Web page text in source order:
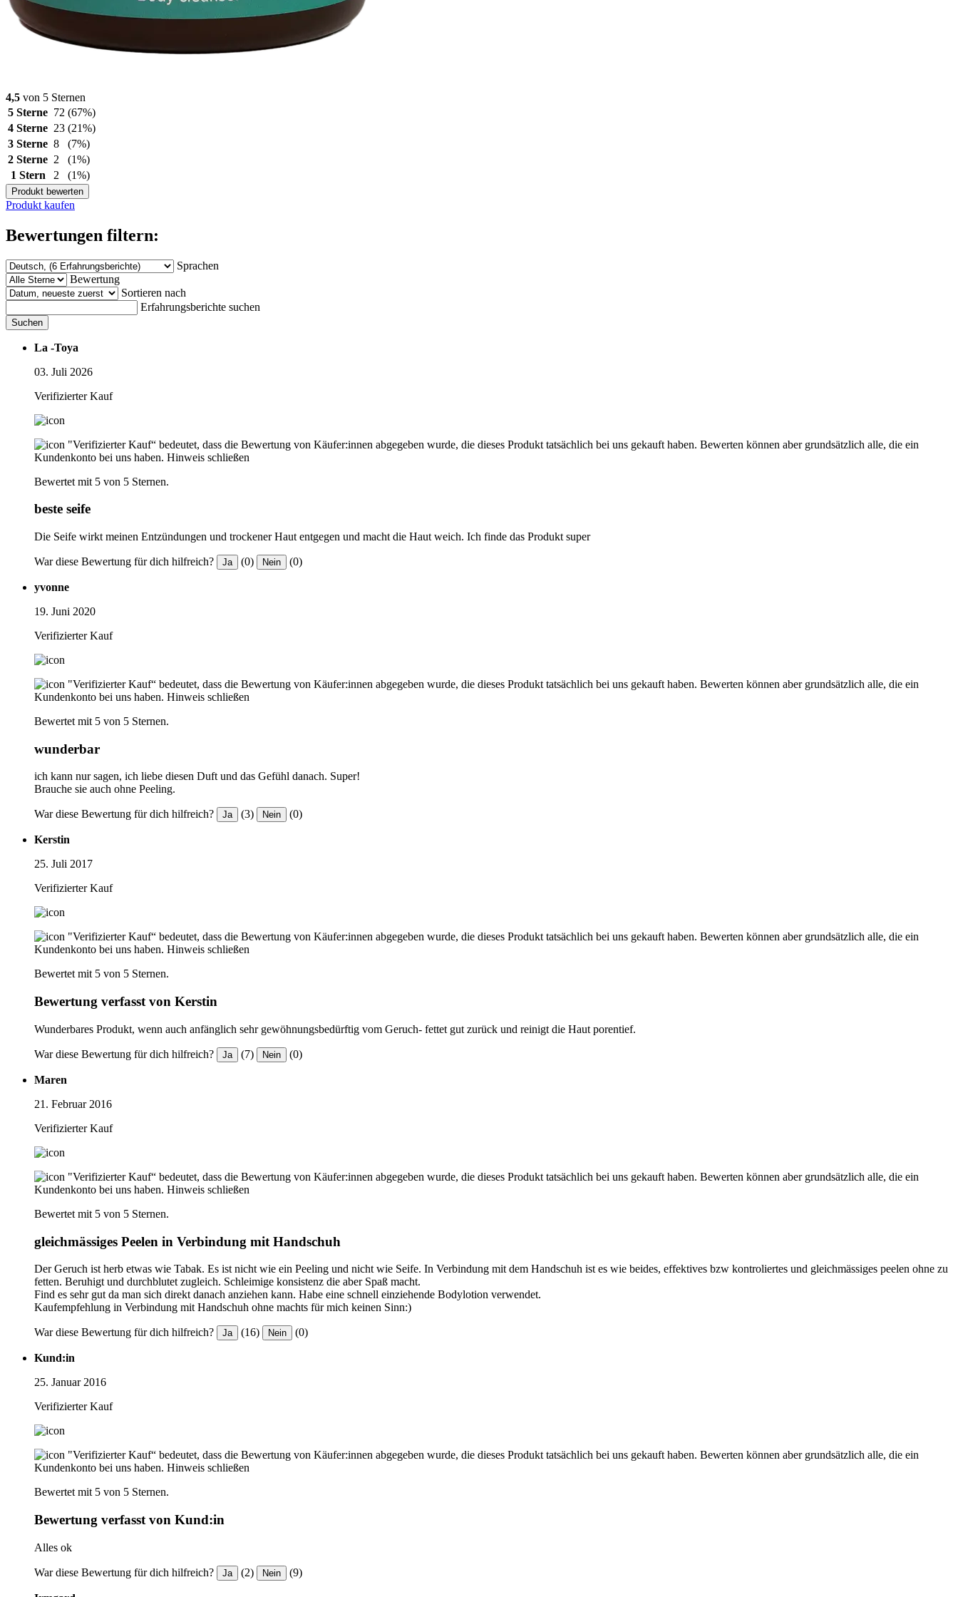
4,5 von 5 Sternen
5 Sterne 72 (67%)
4 Sterne 23 (21%)
3 Sterne 8
(7%)
2 Sterne 2
(1%)
1 Stern
2 (1%)
Produkt bewerten
Produkt kaufen
Bewertungen filtern:
Sprachen
Bewertung
Sortieren nach
Erfahrungsberichte suchen
Suchen
La -Toya
03. Juli 2026
Verifizierter Kauf
"Verifizierter Kauf“ bedeutet, dass die Bewertung von Käufer:innen abgegeben wurde, die dieses Produkt tatsächlich bei uns gekauft haben. Bewerten können aber grundsätzlich alle, die ein
Kundenkonto bei uns haben. Hinweis schließen
Bewertet mit 5 von 5 Sternen.
beste seife
Die Seife wirkt meinen Entzündungen und trockener Haut entgegen und macht die Haut weich. Ich finde das Produkt super
War diese Bewertung für dich hilfreich? Ja (0) Nein (0)
yvonne
19. Juni 2020
Verifizierter Kauf
"Verifizierter Kauf“ bedeutet, dass die Bewertung von Käufer:innen abgegeben wurde, die dieses Produkt tatsächlich bei uns gekauft haben. Bewerten können aber grundsätzlich alle, die ein
Kundenkonto bei uns haben. Hinweis schließen
Bewertet mit 5 von 5 Sternen.
wunderbar
ich kann nur sagen, ich liebe diesen Duft und das Gefühl danach. Super!
Brauche sie auch ohne Peeling.
War diese Bewertung für dich hilfreich? Ja (3) Nein (0)
Kerstin
25. Juli 2017
Verifizierter Kauf
"Verifizierter Kauf“ bedeutet, dass die Bewertung von Käufer:innen abgegeben wurde, die dieses Produkt tatsächlich bei uns gekauft haben. Bewerten können aber grundsätzlich alle, die ein
Kundenkonto bei uns haben. Hinweis schließen
Bewertet mit 5 von 5 Sternen.
Bewertung verfasst von Kerstin
Wunderbares Produkt, wenn auch anfänglich sehr gewöhnungsbedürftig vom Geruch- fettet gut zurück und reinigt die Haut porentief.
War diese Bewertung für dich hilfreich? Ja (7) Nein (0)
Maren
21. Februar 2016
Verifizierter Kauf
"Verifizierter Kauf“ bedeutet, dass die Bewertung von Käufer:innen abgegeben wurde, die dieses Produkt tatsächlich bei uns gekauft haben. Bewerten können aber grundsätzlich alle, die ein
Kundenkonto bei uns haben. Hinweis schließen
Bewertet mit 5 von 5 Sternen.
gleichmässiges Peelen in Verbindung mit Handschuh
Der Geruch ist herb etwas wie Tabak. Es ist nicht wie ein Peeling und nicht wie Seife. In Verbindung mit dem Handschuh ist es wie beides, effektives bzw kontroliertes und gleichmässiges peelen ohne zu
fetten. Beruhigt und durchblutet zugleich. Schleimige konsistenz die aber Spaß macht.
Find es sehr gut da man sich direkt danach anziehen kann. Habe eine schnell einziehende Bodylotion verwendet.
Kaufempfehlung in Verbindung mit Handschuh ohne machts für mich keinen Sinn:)
War diese Bewertung für dich hilfreich? Ja (16) Nein (0)
Kund:in
25. Januar 2016
Verifizierter Kauf
"Verifizierter Kauf“ bedeutet, dass die Bewertung von Käufer:innen abgegeben wurde, die dieses Produkt tatsächlich bei uns gekauft haben. Bewerten können aber grundsätzlich alle, die ein
Kundenkonto bei uns haben. Hinweis schließen
Bewertet mit 5 von 5 Sternen.
Bewertung verfasst von Kund:in
Alles ok
War diese Bewertung für dich hilfreich? Ja (2) Nein (9)